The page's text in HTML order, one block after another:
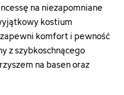
na niezapomniane
kostium
komfort i pewność
z szybkoschnącego
na basen oraz